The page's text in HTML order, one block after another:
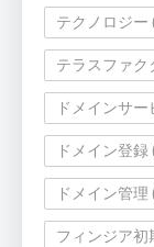
テクノロジー
テラスファク
ドメインサー
ドメイン登録
ドメイン管理
フィンジア初